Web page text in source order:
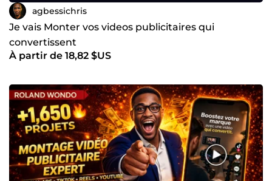
agbessichris
Je vais Monter vos videos publicitaires qui
convertissent
À partir de 18,82 $US